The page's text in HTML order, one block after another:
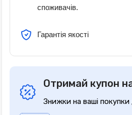
споживачів.
Гарантія якості
Отримай купон
Знижки на ваші покупки